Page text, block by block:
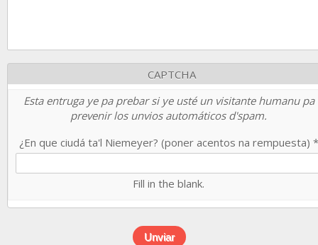
CAPTCHA
Esta entruga ye pa prebar si ye usté un visitante humanu pa
prevenir los unvios automáticos d'spam.
¿En que ciudá ta'l Niemeyer? (poner acentos na rempuesta) *
Fill in the blank.